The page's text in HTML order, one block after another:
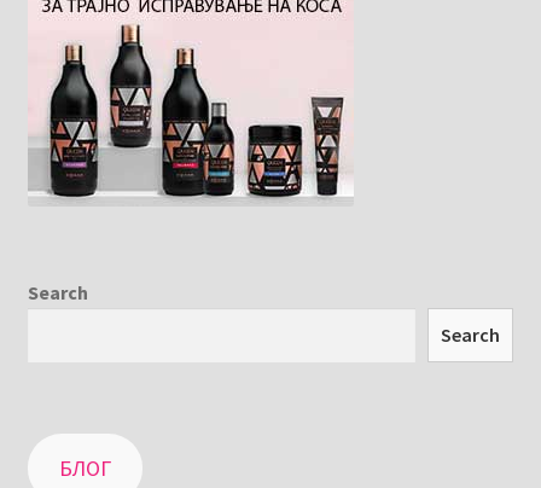
Search
Search
БЛОГ